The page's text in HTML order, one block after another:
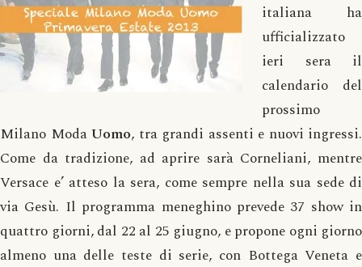
italiana ha
ufficializzato
ieri sera il
calendario del
prossimo
Milano ModaUomo, tra grandi assenti e nuovi ingressi.
Come da tradizione, ad aprire sarà Corneliani, mentre
Versace e’ atteso la sera, come sempre nella sua sede di
via Gesù. Il programma meneghino prevede 37 show in
quattro giorni, dal 22 al 25 giugno, e propone ogni giorno
almeno una delle teste di serie, con Bottega Veneta e